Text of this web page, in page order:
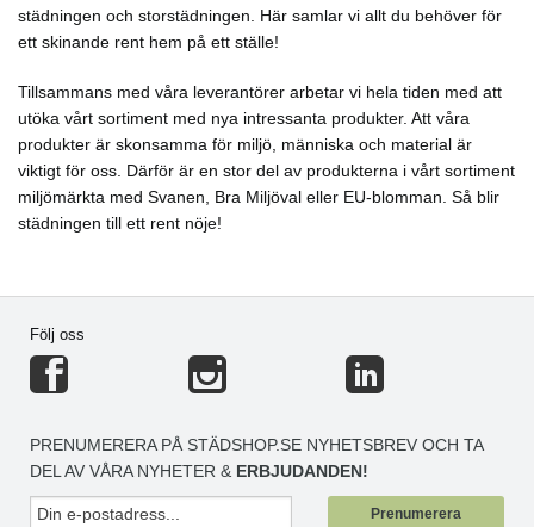
städningen och storstädningen. Här samlar vi allt du behöver för
ett skinande rent hem på ett ställe!
Tillsammans med våra leverantörer arbetar vi hela tiden med att
utöka vårt sortiment med nya intressanta produkter. Att våra
produkter är skonsamma för miljö, människa och material är
viktigt för oss. Därför är en stor del av produkterna i vårt sortiment
miljömärkta med Svanen, Bra Miljöval eller EU-blomman. Så blir
städningen till ett rent nöje!
Följ oss
PRENUMERERA PÅ STÄDSHOP.SE NYHETSBREV OCH TA
DEL AV VÅRA NYHETER & ERBJUDANDEN!
Prenumerera